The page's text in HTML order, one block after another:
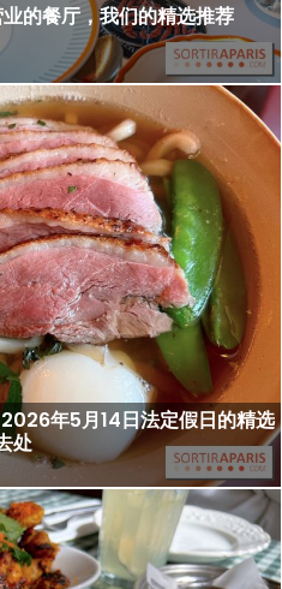
的餐厅，我们的精选推荐
年5月14日法定假日的精选
处